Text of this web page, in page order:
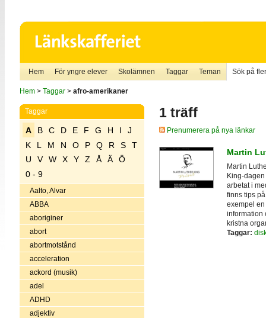
Hem För yngre elever Skolämnen Taggar Teman Sök på
Hem> Taggar> afro-amerikaner
Taggar
A B C D E F G H I
J
K
L M N O P Q R S
T
U
V W X Y Z Å Ä
Ö
0 - 9
Aalto, Alvar
ABBA
aboriginer
abort
abortmotstånd
acceleration
ackord (musik)
adel
ADHD
adjektiv
1 träff
Prenumerera på nya länkar
Martin
Martin
King-
arbetat i
finns tips
exempel en
information
kristna
Taggar: